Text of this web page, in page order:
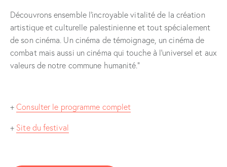
Découvrons ensemble l’incroyable vitalité de la création
artistique et culturelle palestinienne et tout spécialement
de son cinéma. Un cinéma de témoignage, un cinéma de
combat mais aussi un cinéma qui touche à l’universel et aux
valeurs de notre commune humanité.”
+Consulter le programme complet
+ Site du festival